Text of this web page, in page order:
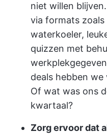
niet willen
via formats zoals
waterkoeler,
quizzen met
deals hebben
Of wat was ons
kwartaal?
Zorg ervoor dat